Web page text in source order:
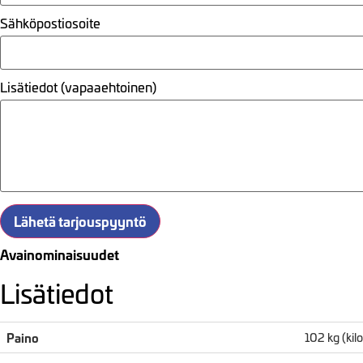
Sähköpostiosoite
Lisätiedot (vapaaehtoinen)
Lähetä tarjouspyyntö
Avainominaisuudet
Lisätiedot
Paino 102 kg